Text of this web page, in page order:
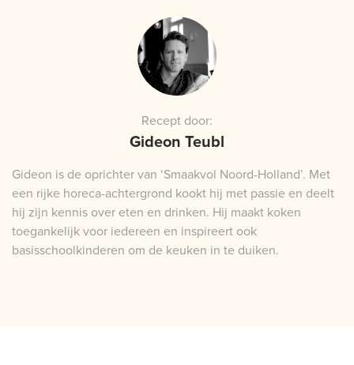
Recept door:
Gideon Teubl
Gideon is de oprichter van ‘Smaakvol Noord-Holland’. Met
een rijke horeca-achtergrond kookt hij met passie en deelt
hij zijn kennis over eten en drinken. Hij maakt koken
toegankelijk voor iedereen en inspireert ook
basisschoolkinderen om de keuken in te duiken.